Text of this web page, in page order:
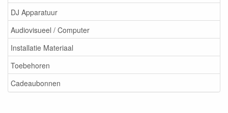
DJ Apparatuur
Audiovisueel / Computer
Installatie Materiaal
Toebehoren
Cadeaubonnen